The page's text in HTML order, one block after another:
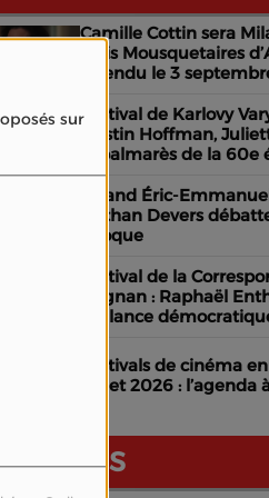
sur
Camille Cottin sera
Trois Mousquetaires
attendu le 3
Festival de Karlovy
Dustin Hoffman,
le palmarès de la 60e
Quand Éric-
Nathan Devers
époque
Festival de la
Grignan : Raphaël
vigilance
Festivals de cinéma
juillet 2026 : l’agenda
AVIS